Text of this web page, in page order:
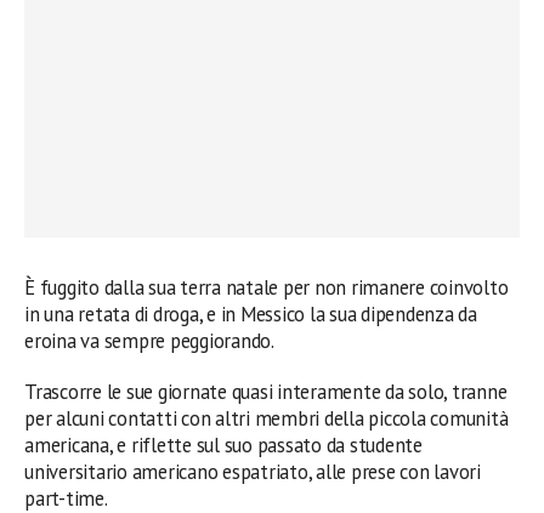
È fuggito dalla sua terra natale per non rimanere coinvolto
in una retata di droga, e in Messico la sua dipendenza da
eroina va sempre peggiorando.
Trascorre le sue giornate quasi interamente da solo, tranne
per alcuni contatti con altri membri della piccola comunità
americana, e riflette sul suo passato da studente
universitario americano espatriato, alle prese con lavori
part-time.